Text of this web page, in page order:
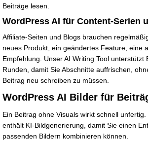
Beiträge lesen.
WordPress AI für Content-Serien
Affiliate-Seiten und Blogs brauchen
neues Produkt, ein geändertes Feature, eine
Empfehlung. Unser AI Writing Tool unterstützt
Runden, damit Sie Abschnitte auffrischen,
Beitrag neu schreiben zu müssen.
WordPress AI Bilder für
Ein Beitrag ohne Visuals wirkt schnell
enthält KI-Bildgenerierung, damit Sie einen
passenden Bildern kombinieren können.